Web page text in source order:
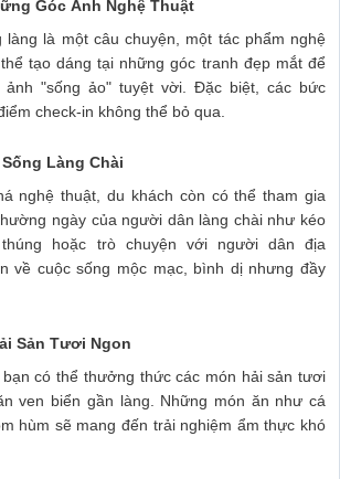
Góc Ảnh Nghệ Thuật
làng là một câu chuyện, một tác phẩm nghệ
tạo dáng tại những góc tranh đẹp mắt để
"sống ảo" tuyệt vời. Đặc biệt, các bức
check-in không thể bỏ qua.
Làng Chài
nghệ thuật, du khách còn có thể tham gia
ngày của người dân làng chài như kéo
hoặc trò chuyện với người dân địa
về cuộc sống mộc mạc, bình dị nhưng đầy
Sản Tươi Ngon
có thể thưởng thức các món hải sản tươi
ven biển gần làng. Những món ăn như cá
hùm sẽ mang đến trải nghiệm ẩm thực khó